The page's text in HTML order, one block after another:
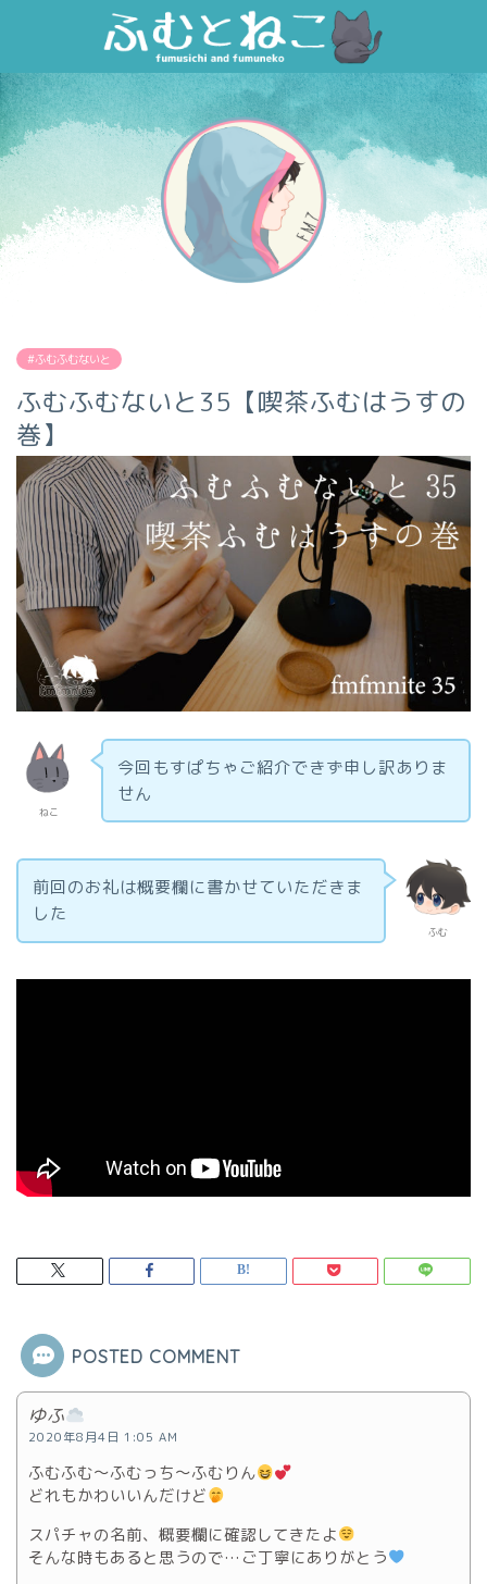
#ふむふむないと
ふむふむないと35【喫茶ふむはうすの
巻】
ねこ
今回もすぱちゃご紹介できず申し訳ありま
せん
ふむ
前回のお礼は概要欄に書かせていただきま
した
POSTED COMMENT
ゆふ
2020年8月4日 1:05 AM
ふむふむ～ふむっち～ふむりん
どれもかわいいんだけど
スパチャの名前、概要欄に確認してきたよ
そんな時もあると思うので…ご丁寧にありがとう